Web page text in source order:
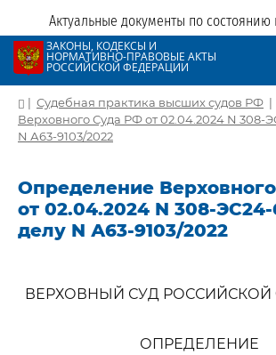
Актуальные документы по состоянию
ЗАКОНЫ, КОДЕКСЫ И
НОРМАТИВНО-ПРАВОВЫЕ АКТЫ
РОССИЙСКОЙ ФЕДЕРАЦИИ
| Судебная практика высших судов РФ |
Верховного Суда РФ от 02.04.2024 N 308-
N А63-9103/2022
Определение
от 02.04.2024 N 308-
делу N А63-9103/2022
ВЕРХОВНЫЙ СУД
ОПРЕДЕЛЕНИЕ